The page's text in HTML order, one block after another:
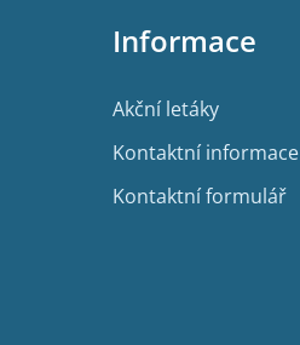
Informace
Akční letáky
Kontaktní informace
Kontaktní formulář